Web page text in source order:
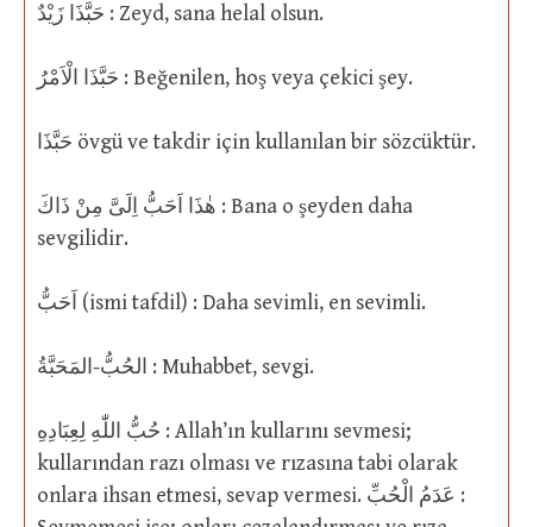
حَبَّذَا زَيْدٌ : Zeyd, sana helal olsun.
حَبَّذَا الْاَمْرُ : Beğenilen, hoş veya çekici şey.
حَبَّذَا övgü ve takdir için kullanılan bir sözcüktür.
هٰذَا اَحَبُّ اِلَىَّ مِنْ ذَاكَ : Bana o şeyden daha
sevgilidir.
اَحَبُّ (ismi tafdil) : Daha sevimli, en sevimli.
الحُبُّ-المَحَبَّةُ : Muhabbet, sevgi.
حُبُّ اللّٰهِ لِعِبَادِهِ : Allah’ın kullarını sevmesi;
kullarından razı olması ve rızasına tabi olarak
onlara ihsan etmesi, sevap vermesi. عَدَمُ الْحُبِّ :